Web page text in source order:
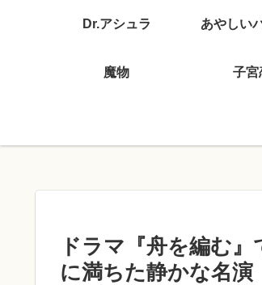
Dr.アシュラ あやしい
魔物 子宮
ドラマ『舟を編む
に満ちた静かな名演